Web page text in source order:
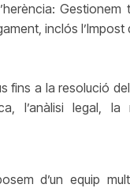
inclós
fins a la resolució
l’anàlisi legal,
d’un equip